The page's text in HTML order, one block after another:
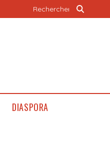
DIASPORA